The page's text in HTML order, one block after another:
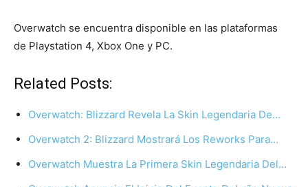
Overwatch se encuentra disponible en las plataformas
de Playstation 4, Xbox One y PC.
Related Posts:
Overwatch: Blizzard Revela La Skin Legendaria De…
Overwatch 2: Blizzard Mostrará Los Reworks Para…
Overwatch Muestra La Primera Skin Legendaria Del…